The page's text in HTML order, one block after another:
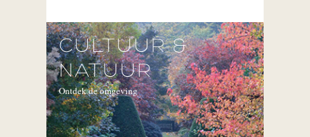
CULTUUR &
NATUUR
Ontdek de omgeving